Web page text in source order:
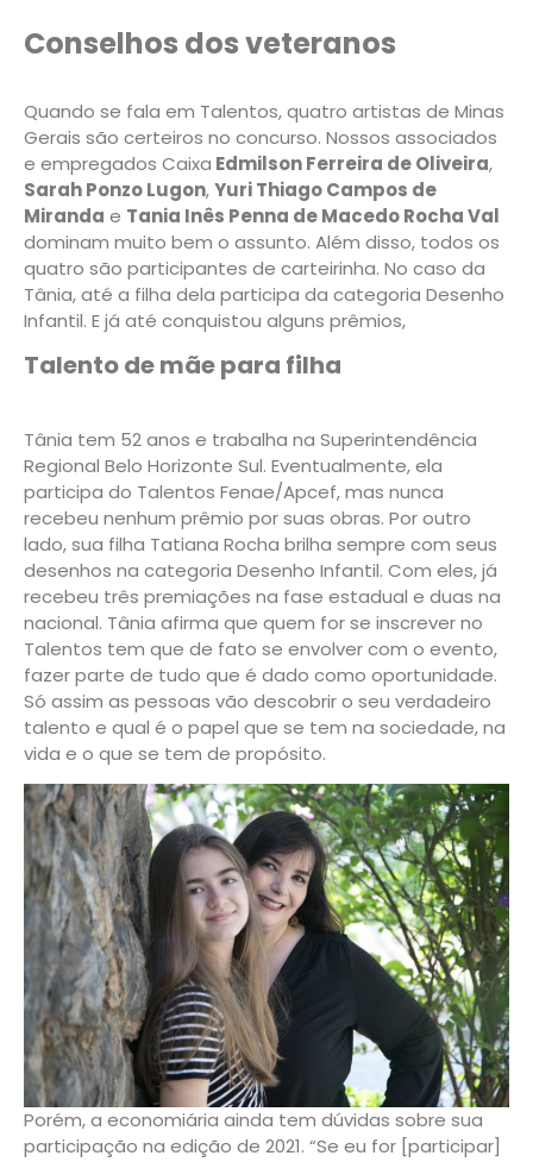
Conselhos dos veteranos
Quando se fala em Talentos, quatro artistas de Minas
Gerais são certeiros no concurso. Nossos associados
e empregados Caixa Edmilson Ferreira de Oliveira,
Sarah Ponzo Lugon,Yuri Thiago Campos de
Miranda e Tania Inês Penna de Macedo Rocha Val
dominam muito bem o assunto. Além disso, todos os
quatro são participantes de carteirinha. No caso da
Tânia, até a filha dela participa da categoria Desenho
Infantil. E já até conquistou alguns prêmios,
Talento de mãe para filha
Tânia tem 52 anos e trabalha na Superintendência
Regional Belo Horizonte Sul. Eventualmente, ela
participa do Talentos Fenae/Apcef, mas nunca
recebeu nenhum prêmio por suas obras. Por outro
lado, sua filha Tatiana Rocha brilha sempre com seus
desenhos na categoria Desenho Infantil. Com eles, já
recebeu três premiações na fase estadual e duas na
nacional. Tânia afirma que quem for se inscrever no
Talentos tem que de fato se envolver com o evento,
fazer parte de tudo que é dado como oportunidade.
Só assim as pessoas vão descobrir o seu verdadeiro
talento e qual é o papel que se tem na sociedade, na
vida e o que se tem de propósito.
Porém, a economiária ainda tem dúvidas sobre sua
participação na edição de 2021. “Se eu for [participar]